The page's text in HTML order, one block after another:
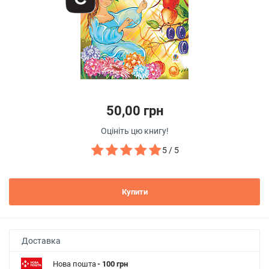
50,00 грн
Оцініть цю книгу!
5 / 5
Купити
Доставка
Нова пошта- 100 грн